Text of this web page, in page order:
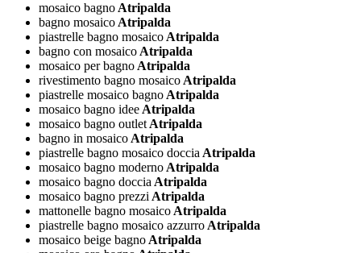
mosaico bagnoAtripalda
bagno mosaicoAtripalda
piastrelle bagno mosaicoAtripalda
bagno con mosaicoAtripalda
mosaico per bagnoAtripalda
rivestimento bagno mosaicoAtripalda
piastrelle mosaico bagnoAtripalda
mosaico bagno ideeAtripalda
mosaico bagno outletAtripalda
bagno in mosaicoAtripalda
piastrelle bagno mosaico docciaAtripalda
mosaico bagno modernoAtripalda
mosaico bagno docciaAtripalda
mosaico bagno prezziAtripalda
mattonelle bagno mosaicoAtripalda
piastrelle bagno mosaico azzurroAtripalda
mosaico beige bagnoAtripalda